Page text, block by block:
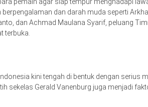
dan darah muda seperti
dan Achmad Maulana Syarif, peluang
terbuka.
kini tengah di bentuk dengan serius
sekelas Gerald Vanenburg juga menjadi